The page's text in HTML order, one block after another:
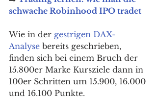
schwache Robinhood IPO tradet
Wie in der gestrigen DAX-
Analyse bereits geschrieben,
finden sich bei einem Bruch der
15.800er Marke Kursziele dann in
100er Schritten um 15.900, 16.000
und 16.100 Punkte.